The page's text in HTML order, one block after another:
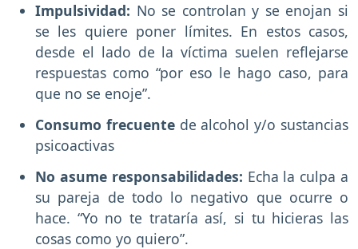
Impulsividad: No se controlan y se enojan si
se les quiere poner límites. En estos casos,
desde el lado de la víctima suelen reflejarse
respuestas como “por eso le hago caso, para
que no se enoje”.
Consumo frecuentede alcohol y/o sustancias
psicoactivas
No asume responsabilidades: Echa la culpa a
su pareja de todo lo negativo que ocurre o
hace. “Yo no te trataría así, si tu hicieras las
cosas como yo quiero”.